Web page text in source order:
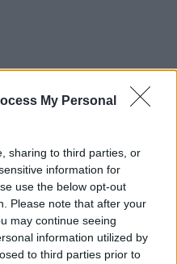
My Personal
sharing to third parties, or
information for
use the below opt-out
Please note that after your
may continue seeing
information utilized by
to third parties prior to